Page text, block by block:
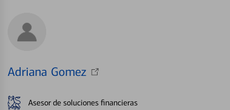
Adriana Gomez
Asesor de soluciones financieras